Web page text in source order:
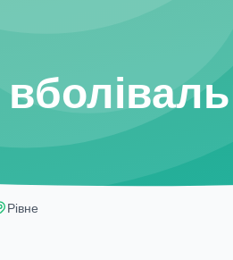
Рівне